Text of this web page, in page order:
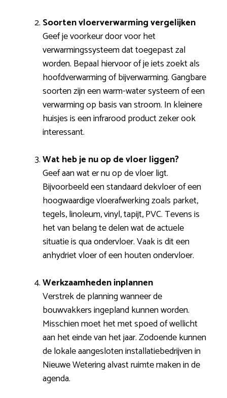
Soorten vloerverwarming vergelijken
Geef je voorkeur door voor het
verwarmingssysteem dat toegepast zal
worden. Bepaal hiervoor of je iets zoekt als
hoofdverwarming of bijverwarming. Gangbare
soorten zijn een warm-water systeem of een
verwarming op basis van stroom. In kleinere
huisjes is een infrarood product zeker ook
interessant.
Wat heb je nu op de vloer liggen?
Geef aan wat er nu op de vloer ligt.
Bijvoorbeeld een standaard dekvloer of een
hoogwaardige vloerafwerking zoals parket,
tegels, linoleum, vinyl, tapijt, PVC. Tevens is
het van belang te delen wat de actuele
situatie is qua ondervloer. Vaak is dit een
anhydriet vloer of een houten ondervloer.
Werkzaamheden inplannen
Verstrek de planning wanneer de
bouwvakkers ingepland kunnen worden.
Misschien moet het met spoed of wellicht
aan het einde van het jaar. Zodoende kunnen
de lokale aangesloten installatiebedrijven in
Nieuwe Wetering alvast ruimte maken in de
agenda.